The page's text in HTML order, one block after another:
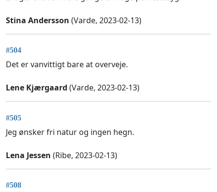
Stina Andersson (Varde, 2023-02-13)
#504
Det er vanvittigt bare at overveje.
Lene Kjærgaard (Varde, 2023-02-13)
#505
Jeg ønsker fri natur og ingen hegn.
Lena Jessen (Ribe, 2023-02-13)
#508